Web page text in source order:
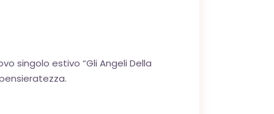
singolo estivo “Gli Angeli Della